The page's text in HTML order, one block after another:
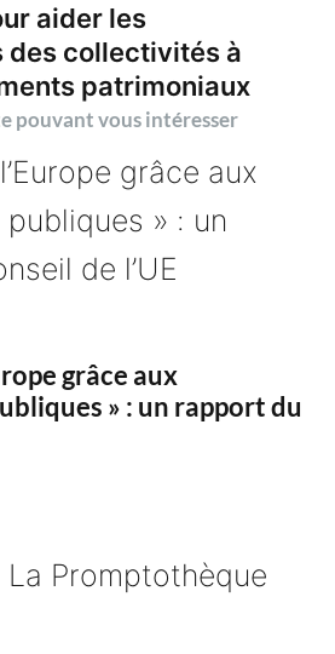
aider les
collectivités à
patrimoniaux
pouvant vous intéresser
grâce aux
» : un rapport du